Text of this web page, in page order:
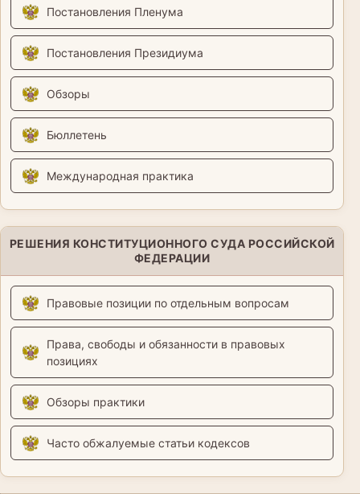
Постановления Пленума
Постановления Президиума
Обзоры
Бюллетень
Международная практика
РЕШЕНИЯ КОНСТИТУЦИОННОГО СУДА РОССИЙСКОЙ
ФЕДЕРАЦИИ
Правовые позиции по отдельным вопросам
Права, свободы и обязанности в правовых
позициях
Обзоры практики
Часто обжалуемые статьи кодексов